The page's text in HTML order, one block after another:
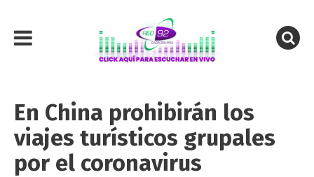
En China prohibirán los
viajes turísticos grupales
por el coronavirus